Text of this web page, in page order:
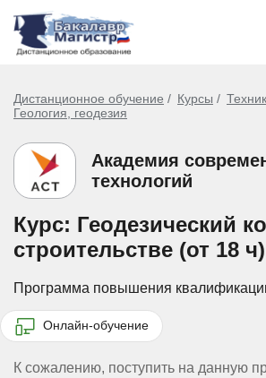
Дистанционное обучение Курсы
Геология, геодезия
Академия
технологий
Курс: Геодезический
строительстве (от 18
Программа повышения
Онлайн-обучение
К сожалению, поступить на данную